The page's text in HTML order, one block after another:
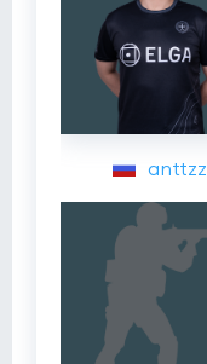
anttzz